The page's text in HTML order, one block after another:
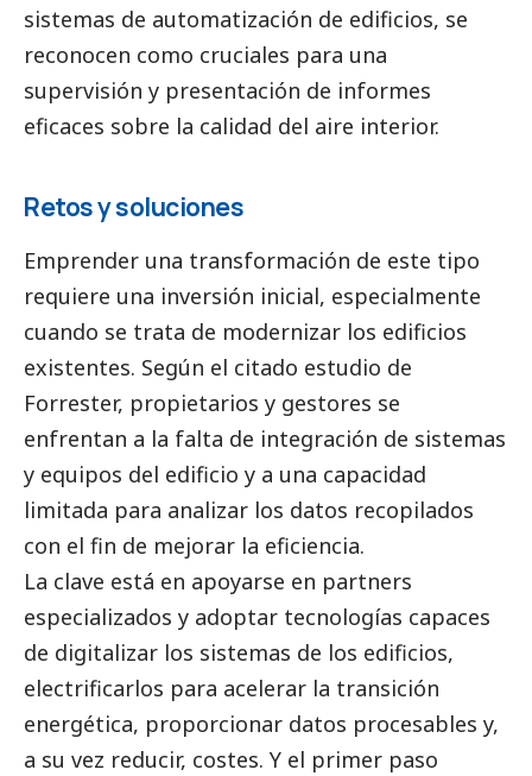
sistemas de automatización de edificios, se
reconocen como cruciales para una
supervisión y presentación de informes
eficaces sobre la calidad del aire interior.
Retos y soluciones
Emprender una transformación de este tipo
requiere una inversión inicial, especialmente
cuando se trata de modernizar los edificios
existentes. Según el citado estudio de
Forrester, propietarios y gestores se
enfrentan a la falta de integración de sistemas
y equipos del edificio y a una capacidad
limitada para analizar los datos recopilados
con el fin de mejorar la eficiencia.
La clave está en apoyarse en partners
especializados y adoptar tecnologías capaces
de digitalizar los sistemas de los edificios,
electrificarlos para acelerar la transición
energética, proporcionar datos procesables y,
a su vez reducir, costes. Y el primer paso